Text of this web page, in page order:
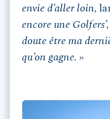
envie d’aller loin,
encore une
doute être ma
qu’on gagne. »